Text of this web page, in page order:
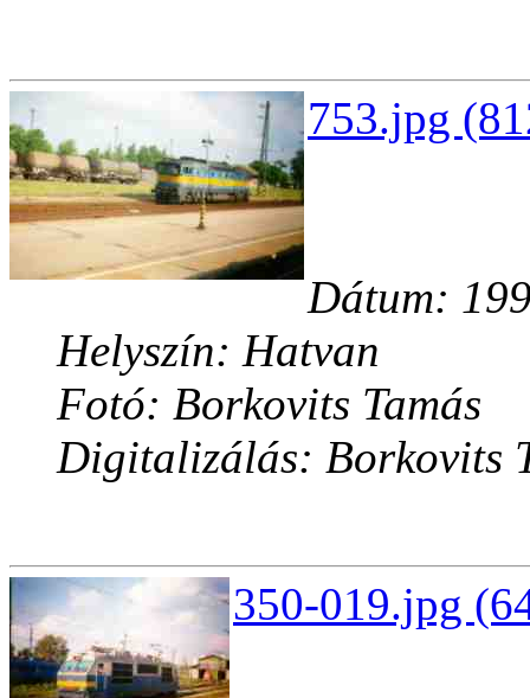
753.jpg
Dátum:
Helyszín: Hatvan
Fotó: Borkovits Tamás
Digitalizálás: Borkovits
350-019.jpg